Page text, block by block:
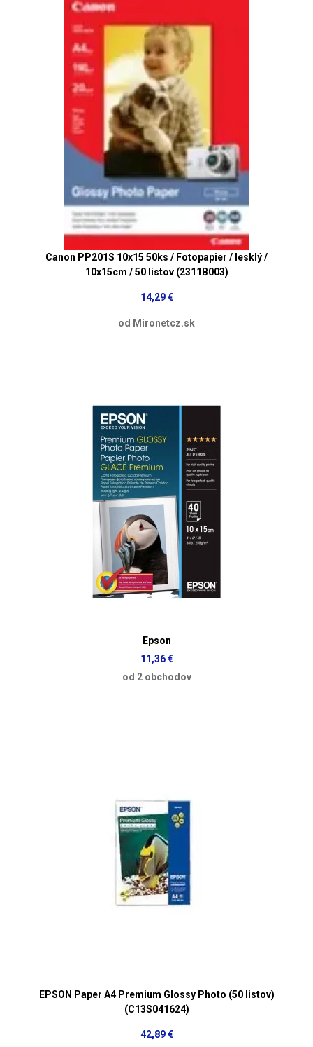
Canon PP201S 10x15 50ks / Fotopapier / lesklý /
10x15cm / 50 listov (2311B003)
14,29 €
od Mironetcz.sk
Epson
11,36 €
od 2 obchodov
EPSON Paper A4 Premium Glossy Photo (50 listov)
(C13S041624)
42,89 €